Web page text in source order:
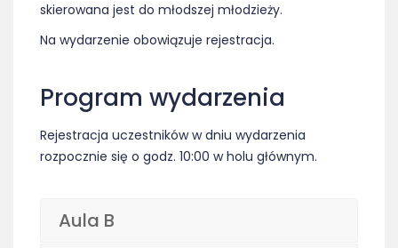
skierowana jest do młodszej młodzieży.
Na wydarzenie obowiązuje rejestracja.
Program wydarzenia
Rejestracja uczestników w dniu wydarzenia
rozpocznie się o godz. 10:00 w holu głównym.
Aula B